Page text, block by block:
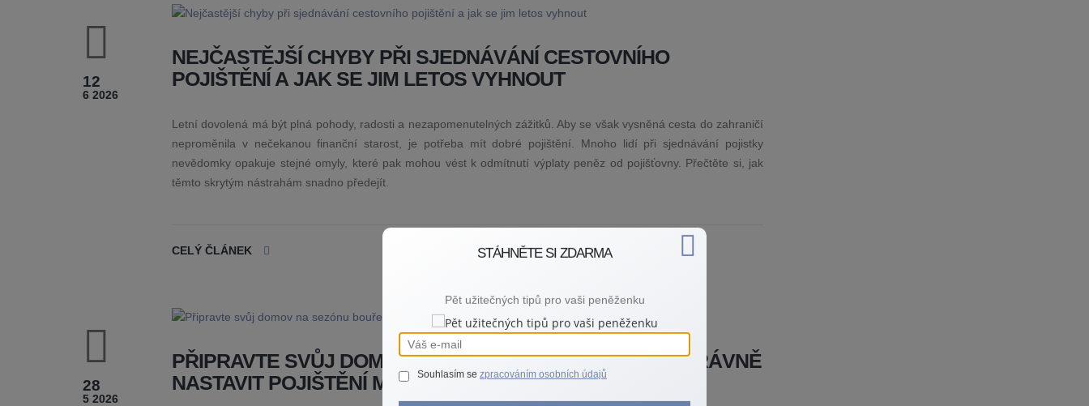
12
6 2026
NEJČASTĚJŠÍ CHYBY PŘI SJEDNÁVÁNÍ CESTOVNÍHO
POJIŠTĚNÍ A JAK SE JIM LETOS VYHNOUT
Letní dovolená má být plná pohody, radosti a nezapomenutelných zážitků. Aby se však vysněná cesta do zahraničí
neproměnila v nečekanou finanční starost, je potřeba mít dobré pojištění. Mnoho lidí při sjednávání pojistky
nevědomky opakuje stejné omyly, které pak mohou vést k odmítnutí výplaty peněz od pojišťovny. Přečtěte si, jak
těmto skrytým nástrahám snadno předejít.
CELÝ ČLÁNEK
28
5 2026
PŘIPRAVTE SVŮJ DOMOV NA SEZÓNU BOUŘEK: JAK SPRÁVNĚ
NASTAVIT POJIŠTĚNÍ MAJETKU
STÁHNĚTE SI ZDARMA
Pět užitečných tipů pro vaši peněženku
Souhlasím se zpracováním osobních údajů